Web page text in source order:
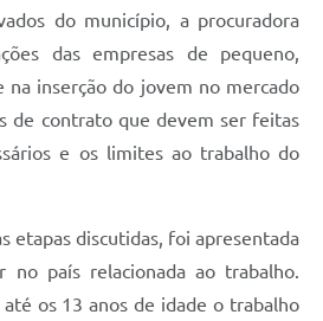
do município, a procuradora
das empresas de pequeno,
inserção do jovem no mercado
de contrato que devem ser feitas
e os limites ao trabalho do
etapas discutidas, foi apresentada
no país relacionada ao trabalho.
até os 13 anos de idade o trabalho